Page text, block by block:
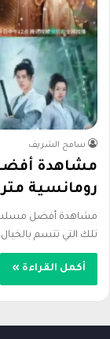
سامح الشريف
مشاهدة
رومانسية
مشاهدة أفضل
تلك التي تتسم
أكمل القراءة »